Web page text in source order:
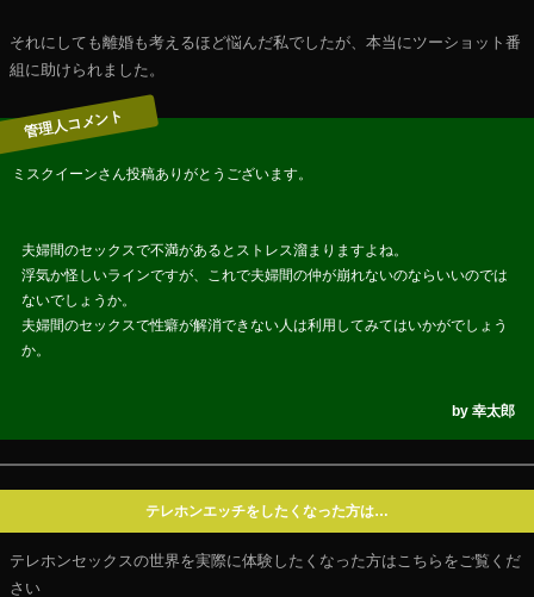
それにしても離婚も考えるほど悩んだ私でしたが、本当にツーショット番
組に助けられました。
ミスクイーンさん投稿ありがとうございます。
夫婦間のセックスで不満があるとストレス溜まりますよね。
浮気か怪しいラインですが、これで夫婦間の仲が崩れないのならいいのでは
ないでしょうか。
夫婦間のセックスで性癖が解消できない人は利用してみてはいかがでしょう
か。
テレホンエッチをしたくなった方は…
テレホンセックスの世界を実際に体験したくなった方はこちらをご覧くだ
さい